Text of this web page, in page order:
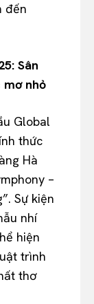
đến
Sân
mơ nhỏ
Global
thức
Hà
–
Sự kiện
nhí
hiện
trình
thơ